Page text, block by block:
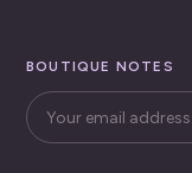
BOUTIQUE NOTES